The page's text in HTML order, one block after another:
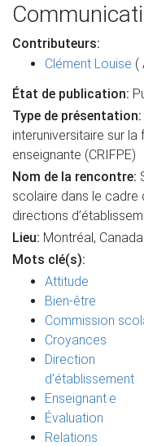
Contributeurs:
Clément Louise (
État de publication:
Type de présentation:
interuniversitaire sur
enseignante (CRIFPE)
Nom de la rencontre:
scolaire dans le cadre
directions
Lieu: Montréal, Canada
Mots clé(s):
Attitude
Bien-être
Commission
Croyances
Direction
d'établissement
Enseignant·e
Évaluation
Relations